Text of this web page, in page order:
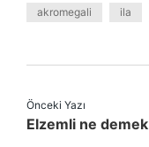
akromegali ila
Önceki Yazı
Elzemli ne demek